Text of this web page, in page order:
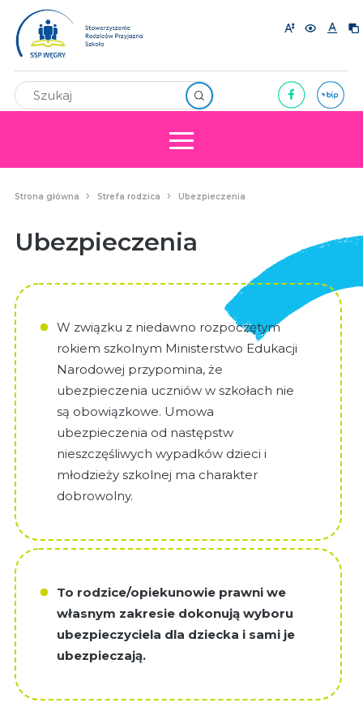
Strona główna Strefa rodzica Ubezpieczenia
Ubezpieczenia
W związku z niedawno rozpoczętym
rokiem szkolnym Ministerstwo Edukacji
Narodowej przypomina, że
ubezpieczenia uczniów w szkołach nie
są obowiązkowe. Umowa
ubezpieczenia od następstw
nieszczęśliwych wypadków dzieci i
młodzieży szkolnej ma charakter
dobrowolny.
To rodzice/opiekunowie prawni we
własnym zakresie dokonują wyboru
ubezpieczyciela dla dziecka i sami je
ubezpieczają.